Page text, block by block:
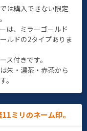
は購入できない限定
は、ミラーゴールド
ルドの2タイプありま
ス付きです。
朱・濃茶・赤茶から
。
ミリのネーム印。